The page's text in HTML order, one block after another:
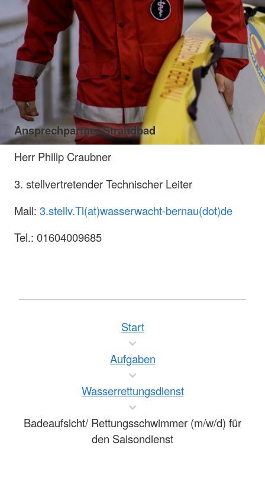
Ansprechpartner Strandbad
Herr Philip Craubner
3. stellvertretender Technischer Leiter
Mail: 3.stellv.Tl(at)wasserwacht-bernau(dot)de
Tel.: 01604009685
Start
Aufgaben
Wasserrettungsdienst
Badeaufsicht/ Rettungsschwimmer (m/w/d) für
den Saisondienst